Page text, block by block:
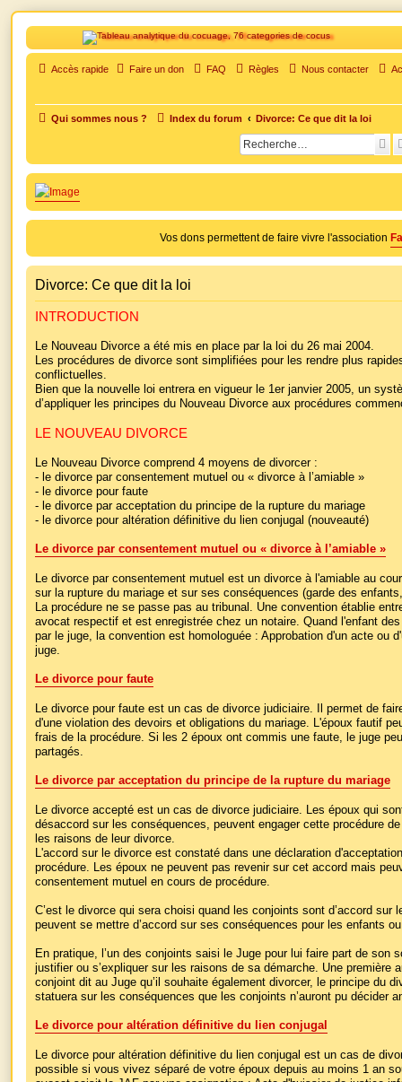
SOS cocu
Accès rapide Faire un don FAQ Règles Nous contacter
Qui sommes nous ? Index du forum Divorce: Ce que dit la loi
e
h
r
Vos dons permettent de faire vivre l'association
Divorce: Ce que dit la loi
INTRODUCTION
Le Nouveau Divorce a été mis en place par la loi du 26 mai 2004.
Les procédures de divorce sont simplifiées pour les rendre plus
conflictuelles.
Bien que la nouvelle loi entrera en vigueur le 1er janvier 2005, un
d’appliquer les principes du Nouveau Divorce aux procédures
LE NOUVEAU DIVORCE
Le Nouveau Divorce comprend 4 moyens de divorcer :
- le divorce par consentement mutuel ou « divorce à l’amiable »
- le divorce pour faute
- le divorce par acceptation du principe de la rupture du mariage
- le divorce pour altération définitive du lien conjugal (nouveauté)
Le divorce par consentement mutuel ou « divorce à l’amiable »
Le divorce par consentement mutuel est un divorce à l'amiable au
sur la rupture du mariage et sur ses conséquences (garde des
La procédure ne se passe pas au tribunal. Une convention établie
avocat respectif et est enregistrée chez un notaire. Quand l'enfant
par le juge, la convention est homologuée : Approbation d'un acte ou
juge.
Le divorce pour faute
Le divorce pour faute est un cas de divorce judiciaire. Il permet de
d'une violation des devoirs et obligations du mariage. L'époux fautif
frais de la procédure. Si les 2 époux ont commis une faute, le juge
partagés.
Le divorce par acceptation du principe de la rupture du mariage
Le divorce accepté est un cas de divorce judiciaire. Les époux qui
désaccord sur les conséquences, peuvent engager cette procédure
les raisons de leur divorce.
L'accord sur le divorce est constaté dans une déclaration
procédure. Les époux ne peuvent pas revenir sur cet accord mais
consentement mutuel en cours de procédure.
C’est le divorce qui sera choisi quand les conjoints sont d’accord sur
peuvent se mettre d’accord sur ses conséquences pour les enfants
En pratique, l’un des conjoints saisi le Juge pour lui faire part de son
justifier ou s’expliquer sur les raisons de sa démarche. Une première
conjoint dit au Juge qu’il souhaite également divorcer, le principe du
statuera sur les conséquences que les conjoints n’auront pu décider
Le divorce pour altération définitive du lien conjugal
Le divorce pour altération définitive du lien conjugal est un cas de
possible si vous vivez séparé de votre époux depuis au moins 1 an